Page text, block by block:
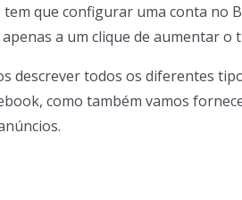
tem que configurar uma conta no
a um clique de aumentar o
descrever todos os diferentes
como também vamos